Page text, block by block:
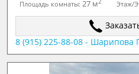
Площадь комнаты:27 м2 Этаж/
8 (915) 225-88-08 - Шарипова